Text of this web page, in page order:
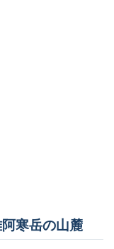
寒岳の山麓